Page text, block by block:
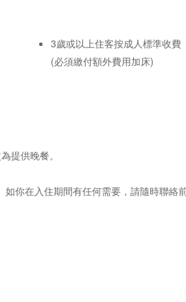
3歲或以上住客按成人標準收費
(必須繳付額外費用加床)
提供晚餐。
你在入住期間有任何需要，請隨時聯絡前